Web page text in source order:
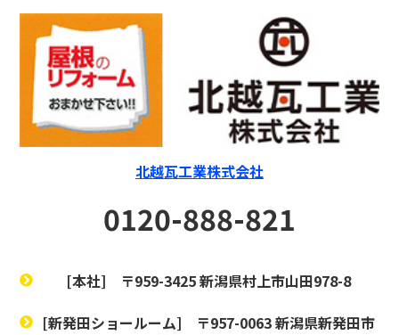
北越瓦工業株式会社
0120-888-821
[本社]
〒959-3425 新潟県村上市山田978-8
[新発田ショールーム]
〒957-0063 新潟県新発田市